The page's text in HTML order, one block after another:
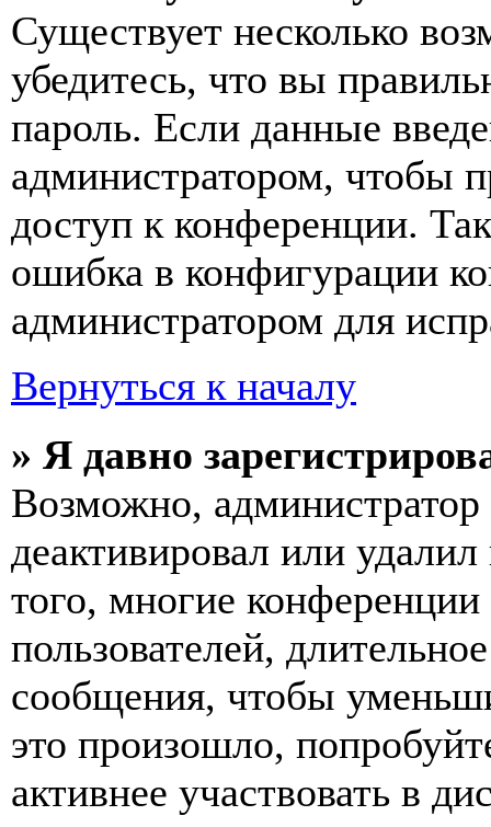
Существует несколько
убедитесь, что вы
пароль. Если данные
администратором, чтобы
доступ к конференции.
ошибка в конфигурации
администратором для
Вернуться к началу
» Я давно
Возможно,
деактивировал или
того, многие
пользователей,
сообщения, чтобы
это произошло,
активнее участвовать в